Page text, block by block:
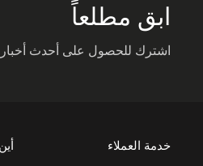
ابق مطلعاً
اشترك للحصول على أحدث
خدمة العملاء